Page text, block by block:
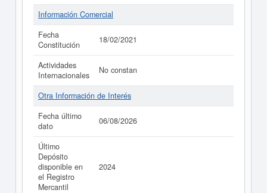
Información Comercial
Fecha
Constitución
18/02/2021
Actividades
Internacionales
No constan
Otra Información de Interés
Fecha último
dato
06/08/2026
Último
Depósito
disponible en
el Registro
Mercantil
2024